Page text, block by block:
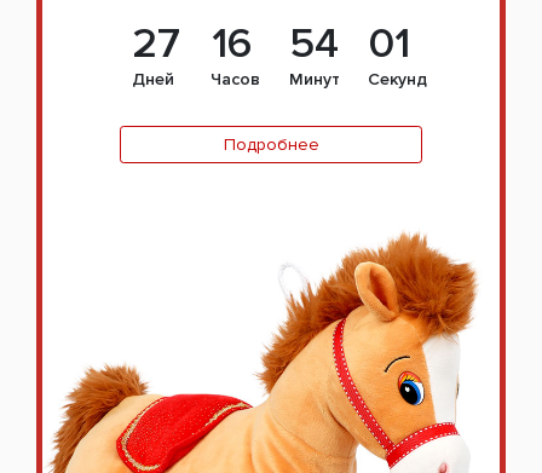
27
Дней
16
Часов
54
Минут
00
Секунд
Подробнее